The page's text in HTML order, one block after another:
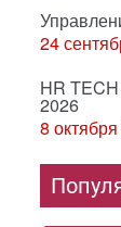
24
HR
2026
8